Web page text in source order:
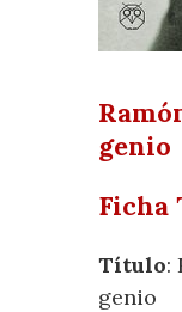
genio
Ficha
Título:
genio